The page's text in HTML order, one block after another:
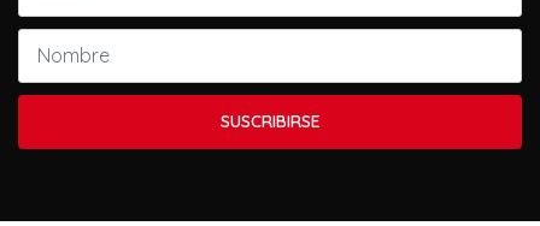
SUSCRIBIRSE